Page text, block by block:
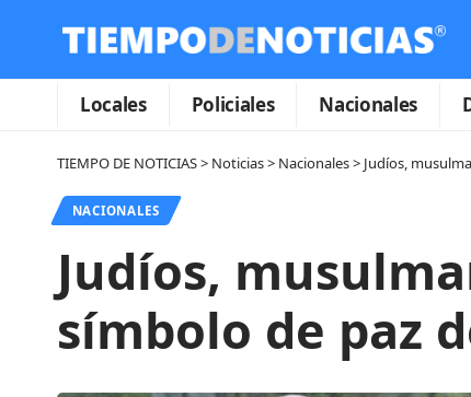
Locales Policiales Nacionales
TIEMPO DE NOTICIAS> Noticias> Nacionales> Judíos,
NACIONALES
Judíos,
símbolo de paz